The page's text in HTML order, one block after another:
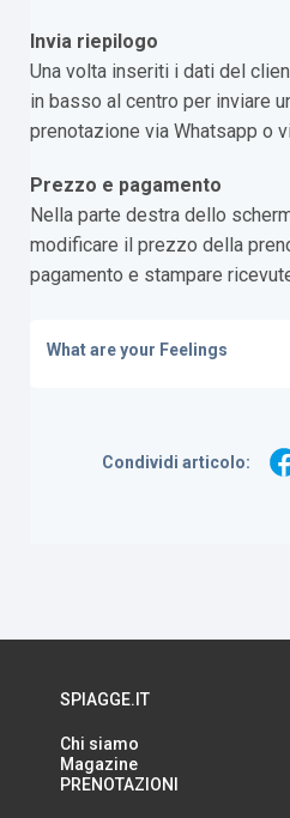
Invia riepilogo
Una volta inseriti i dati del
in basso al centro per inviare
prenotazione via Whatsapp o
Prezzo e pagamento
Nella parte destra dello
modificare il prezzo della
pagamento e stampare
What are your Feelings
Condividi articolo:
SPIAGGE.IT
Chi siamo
Magazine
PRENOTAZIONI